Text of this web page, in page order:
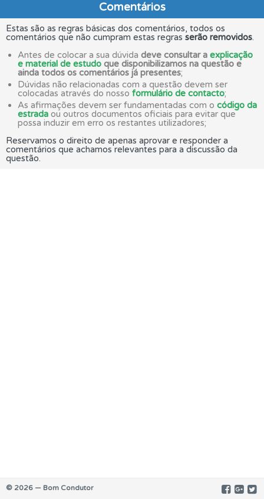
Comentários
Estas são as regras básicas dos comentários, todos os
comentários que não cumpram estas regras serão removidos.
Antes de colocar a sua dúvida deve consultar a explicação
e material de estudo que disponibilizamos na questão e
ainda todos os comentários já presentes;
Dúvidas não relacionadas com a questão devem ser
colocadas através do nosso formulário de contacto;
As afirmações devem ser fundamentadas com o código da
estrada ou outros documentos oficiais para evitar que
possa induzir em erro os restantes utilizadores;
Reservamos o direito de apenas aprovar e responder a
comentários que achamos relevantes para a discussão da
questão.
© 2026 — Bom Condutor